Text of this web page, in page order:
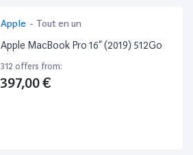
Apple - Tout en un
Apple MacBook Pro 16” (2019) 512Go
312 offers from:
397,00 €